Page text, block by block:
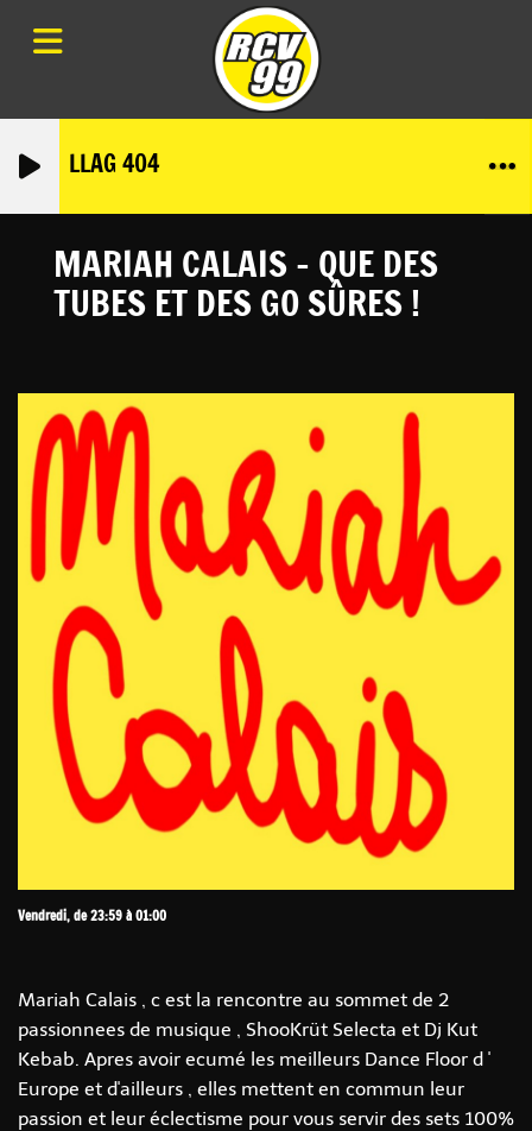
LLAG 404
MARIAH CALAIS - QUE DES
TUBES ET DES GO SÛRES !
Vendredi, de 23:59 à 01:00
Mariah Calais , c est la rencontre au sommet de 2
passionnees de musique , ShooKrüt Selecta et Dj Kut
Kebab. Apres avoir ecumé les meilleurs Dance Floor d '
Europe et d'ailleurs , elles mettent en commun leur
passion et leur éclectisme pour vous servir des sets 100%